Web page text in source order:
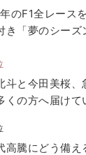
のF1全レース
き「夢のシーズ
斗と今田美桜
くの方へ届けて
高騰にどう備